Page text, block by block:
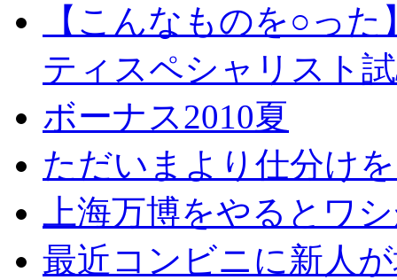
【こんなものを○っ
ティスペシャリスト
ボーナス2010夏
ただいまより仕分け
上海万博をやるとワ
最近コンビニに新人